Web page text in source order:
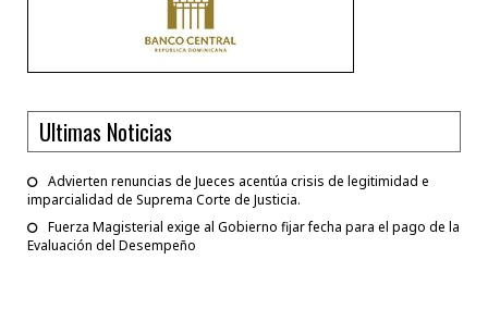
Ultimas Noticias
Advierten renuncias de Jueces acentúa crisis de legitimidad e
imparcialidad de Suprema Corte de Justicia.
Fuerza Magisterial exige al Gobierno fijar fecha para el pago de la
Evaluación del Desempeño